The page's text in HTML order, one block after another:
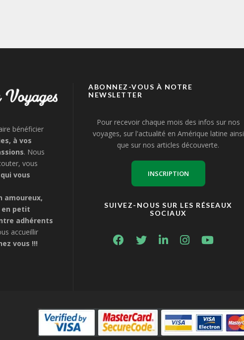
bénéficier
à vos
. Nous
vous
vous
amoureux,
en petit
adhérents
accueillir
vous !!!
ABONNEZ-VOUS À NOTRE
NEWSLETTER
Pour recevoir chaque mois des infos sur nos
voyages, sur l'actualité en Amérique latine ainsi
que sur nos articles découverte.
INSCRIPTION
SUIVEZ-NOUS SUR LES RÉSEAUX
SOCIAUX